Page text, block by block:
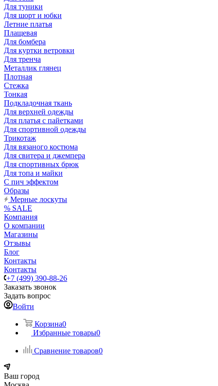
Для туники
Для шорт и юбки
Летние платья
Плащевая
Для бомбера
Для куртки ветровки
Для тренча
Металлик глянец
Плотная
Стежка
Тонкая
Подкладочная ткань
Для верхней одежды
Для платья с пайетками
Для спортивной одежды
Трикотаж
Для вязаного костюма
Для свитера и джемпера
Для спортивных брюк
Для топа и майки
С пич эффектом
Образы
Мерные лоскуты
% SALE
Компания
О компании
Магазины
Отзывы
Блог
Контакты
Контакты
+7 (499) 390-88-26
Заказать звонок
Задать вопрос
Войти
Корзина0
Избранные товары0
Сравнение товаров0
Ваш город